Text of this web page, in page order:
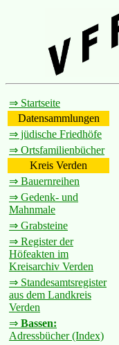
⇒ Startseite
Datensammlungen
⇒ jüdische Friedhöfe
⇒ Ortsfamilienbücher
Kreis Verden
⇒ Bauernreihen
⇒ Gedenk- und
Mahnmale
⇒ Grabsteine
⇒ Register der
Höfeakten im
Kreisarchiv Verden
⇒ Standesamtsregister
aus dem Landkreis
Verden
⇒ Bassen:
Adressbücher (Index)